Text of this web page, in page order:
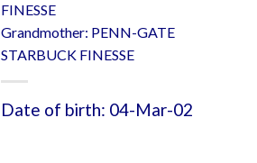
FINESSE
Grandmother: PENN-GATE
STARBUCK FINESSE
Date of birth: 04-Mar-02